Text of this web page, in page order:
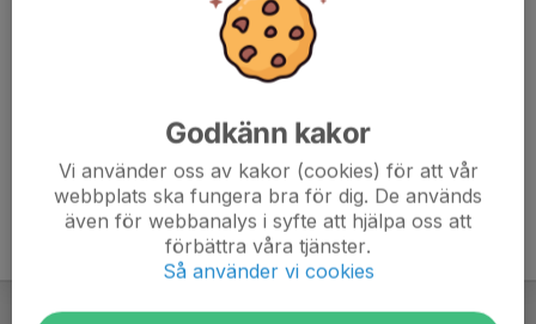
Godkänn kakor
Vi använder oss av kakor (cookies) för att vår
webbplats ska fungera bra för dig. De används
även för webbanalys i syfte att hjälpa oss att
förbättra våra tjänster.
Så använder vi cookies